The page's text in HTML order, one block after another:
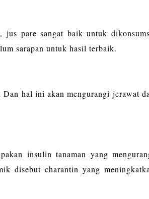
jus pare sangat baik untuk
sarapan untuk hasil terbaik.
hal ini akan mengurangi jerawat
insulin tanaman yang
disebut charantin yang